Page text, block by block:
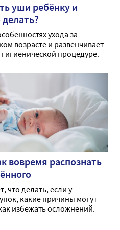
уши ребёнку и
ухода за
возрасте и развенчивает
процедуре.
вовремя распознать
что делать, если у
какие причины могут
избежать осложнений.